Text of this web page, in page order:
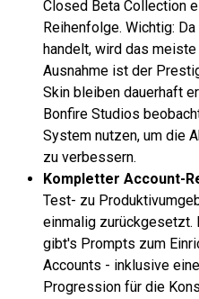
Closed Beta Collection
Reihenfolge. Wichtig:
handelt, wird das
Ausnahme ist der
Skin bleiben dauerhaft
Bonfire Studios
System nutzen, um die
zu verbessern.
Kompletter Account-
Test- zu
einmalig zurückgesetzt.
gibt's Prompts zum
Accounts - inklusive
Progression für die